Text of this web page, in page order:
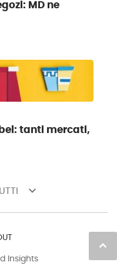
MD ne
tanti mercati,
keyboard_arrow_down
keyboard_arrow_up
Insights